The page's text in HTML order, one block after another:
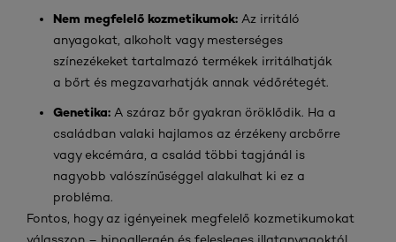
Nem megfelelő kozmetikumok: Az irritáló
anyagokat, alkoholt vagy mesterséges
színezékeket tartalmazó termékek irritálhatják
a bőrt és megzavarhatják annak védőrétegét.
Genetika: A száraz bőr gyakran öröklődik. Ha a
családban valaki hajlamos az érzékeny arcbőrre
vagy ekcémára, a család többi tagjánál is
nagyobb valószínűséggel alakulhat ki ez a
probléma.
Fontos, hogy az igényeinek megfelelő kozmetikumokat